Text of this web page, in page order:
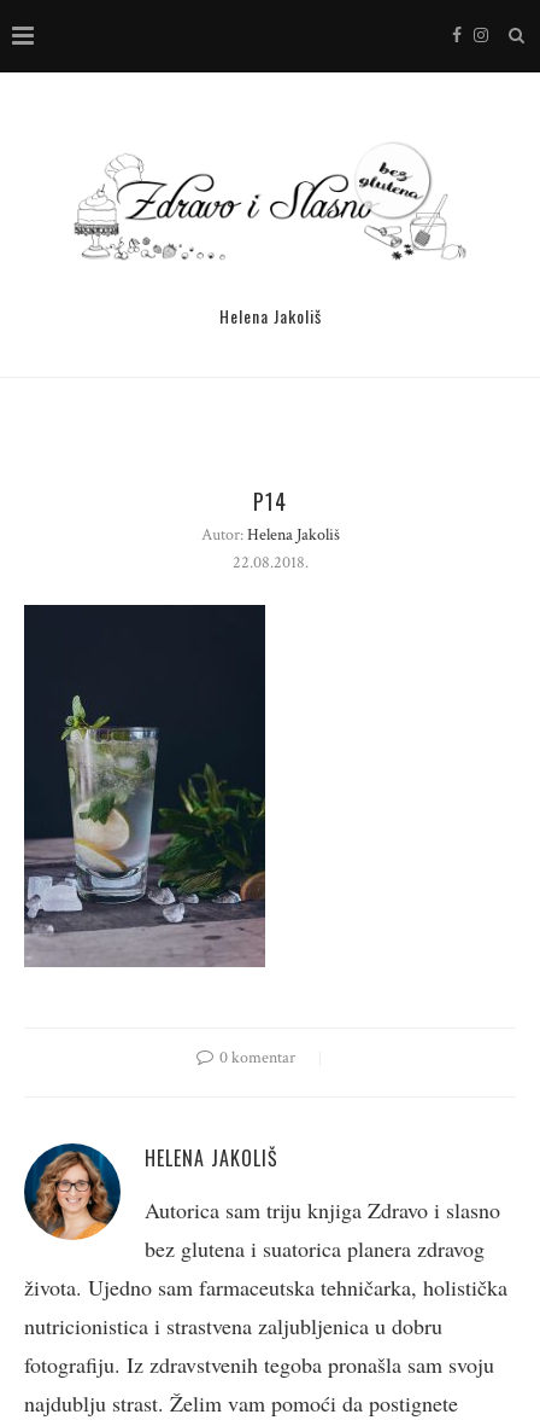
Helena Jakoliš
P14
Autor:Helena Jakoliš
22.08.2018.
0 komentar
HELENA JAKOLIŠ
Autorica sam triju knjiga Zdravo i slasno
bez glutena i suatorica planera zdravog
života. Ujedno sam farmaceutska tehničarka, holistička
nutricionistica i strastvena zaljubljenica u dobru
fotografiju. Iz zdravstvenih tegoba pronašla sam svoju
najdublju strast. Želim vam pomoći da postignete